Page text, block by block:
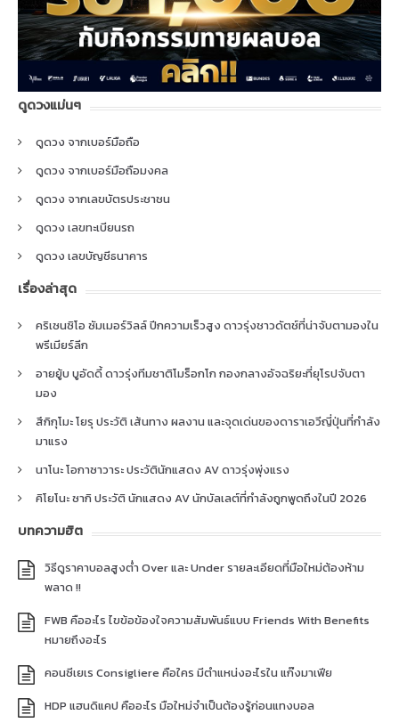
ดูดวงแม่นๆ
ดูดวง จากเบอร์มือถือ
ดูดวง จากเบอร์มือถือมงคล
ดูดวง จากเลขบัตรประชาชน
ดูดวง เลขทะเบียนรถ
ดูดวง เลขบัญชีธนาคาร
เรื่องล่าสุด
คริเซนซิโอ ซัมเมอร์วิลล์ ปีกความเร็วสูง ดาวรุ่งชาวดัตช์ที่น่าจับตามองใน
พรีเมียร์ลีก
อายยู้บ บูอัดดี้ ดาวรุ่งทีมชาติโมร็อกโก กองกลางอัจฉริยะที่ยุโรปจับตา
มอง
สึกิกุโมะ โยรุ ประวัติ เส้นทาง ผลงาน และจุดเด่นของดาราเอวีญี่ปุ่นที่กำลัง
มาแรง
นาโนะ โอกาซาวาระ ประวัตินักแสดง AV ดาวรุ่งพุ่งแรง
คิโยโนะ ซากิ ประวัติ นักแสดง AV นักบัลเลต์ที่กำลังถูกพูดถึงในปี 2026
บทความฮิต
วิธีดูราคาบอลสูงต่ำ Over และ Under รายละเอียดที่มือใหม่ต้องห้าม
พลาด !!
FWB คืออะไร ไขข้อข้องใจความสัมพันธ์แบบ Friends With Benefits
หมายถึงอะไร
คอนซีเยเร Consigliere คือใคร มีตำแหน่งอะไรใน แก๊งมาเฟีย
HDP แฮนดิแคป คืออะไร มือใหม่จำเป็นต้องรู้ก่อนแทงบอล